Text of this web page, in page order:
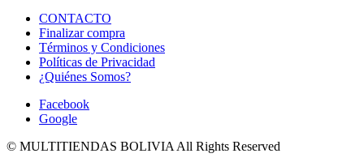
CONTACTO
Finalizar compra
Términos y Condiciones
Políticas de Privacidad
¿Quiénes Somos?
Facebook
Google
© MULTITIENDAS BOLIVIA All Rights Reserved